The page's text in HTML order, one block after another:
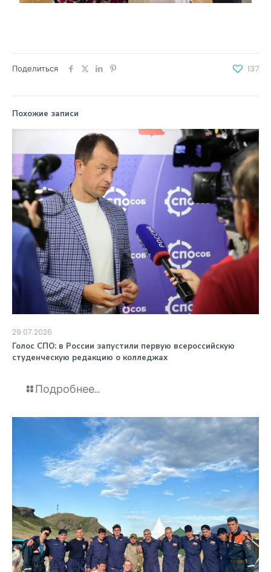
Поделиться 137
Похожие записи
29.07.2026
️Голос СПО: в России запустили первую всероссийскую
студенческую редакцию о колледжах
Подробнее...